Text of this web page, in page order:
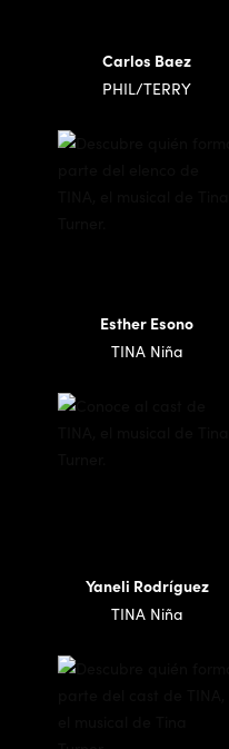
Carlos Baez
PHIL/TERRY
Esther Esono
TINA Niña
Yaneli Rodríguez
TINA Niña